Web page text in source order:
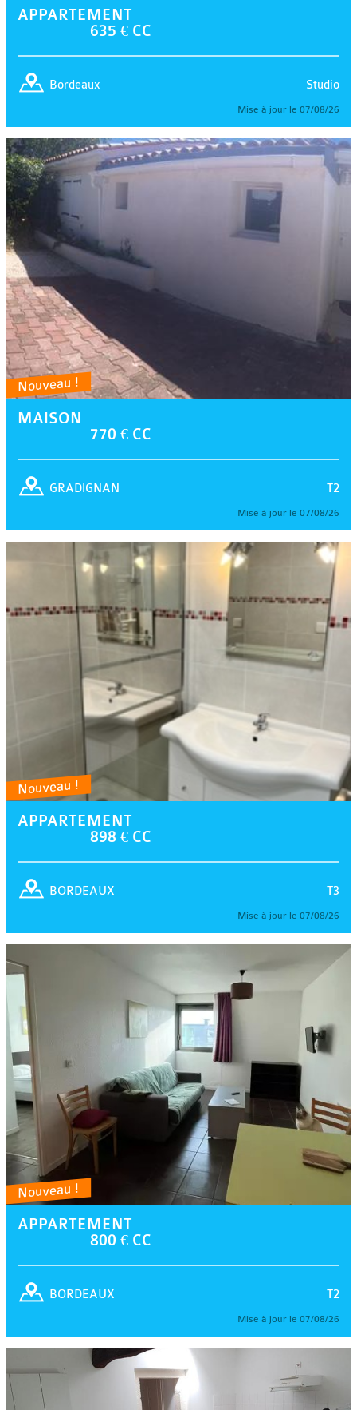
APPARTEMENT
635 € CC
Studio
Bordeaux
Mise à jour le 07/08/26
Nouveau !
MAISON
770 € CC
T2
GRADIGNAN
Mise à jour le 07/08/26
Nouveau !
APPARTEMENT
898 € CC
T3
BORDEAUX
Mise à jour le 07/08/26
Nouveau !
APPARTEMENT
800 € CC
T2
BORDEAUX
Mise à jour le 07/08/26